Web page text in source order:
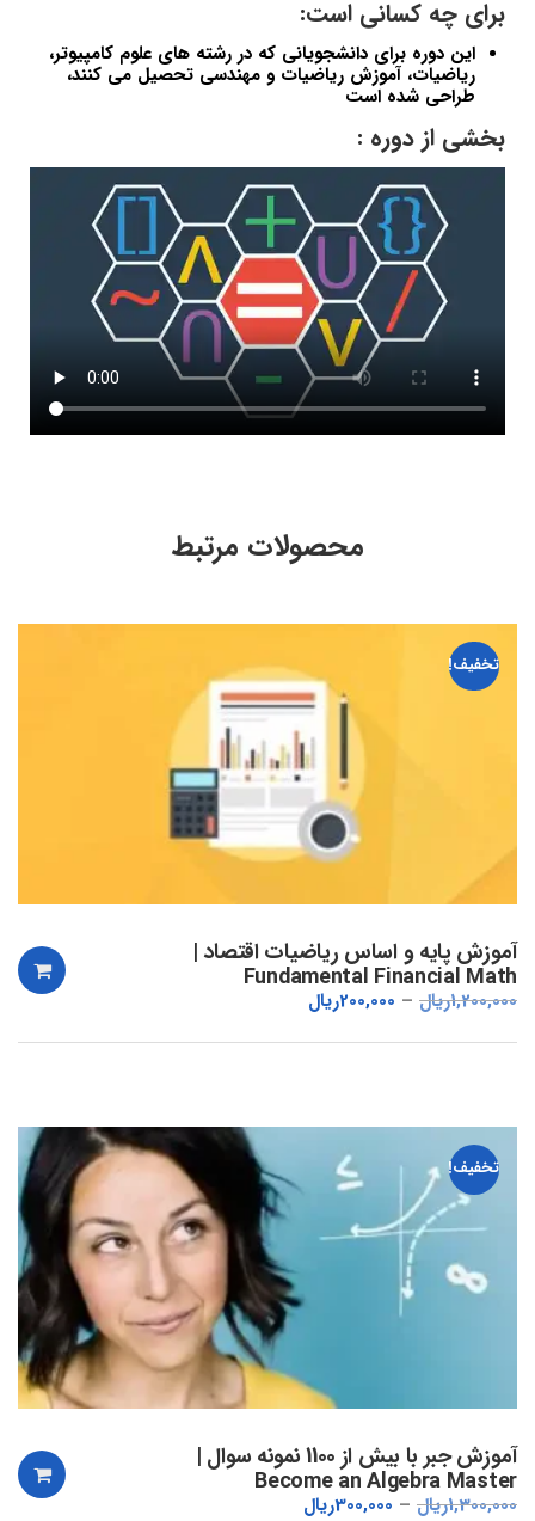
برای چه کسانی است:
این دوره برای دانشجویانی که در رشته های علوم کامپیوتر،
ریاضیات، آموزش ریاضیات و مهندسی تحصیل می کنند،
طراحی شده است
بخشی از دوره :
محصولات مرتبط
تخفیف!
آموزش پایه و اساس ریاضیات اقتصاد |
Fundamental Financial Math
1,200,000ریال 200,000ریال
تخفیف!
آموزش جبر با بیش از 1100 نمونه سوال |
Become an Algebra Master
1,300,000ریال 300,000ریال